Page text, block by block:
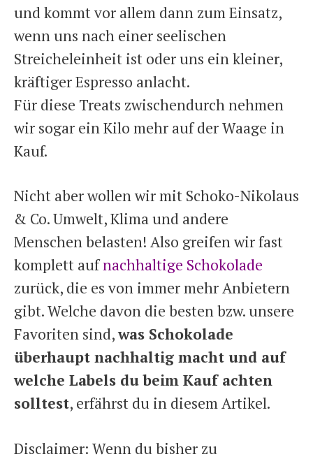
und kommt vor allem dann zum Einsatz,
wenn uns nach einer seelischen
Streicheleinheit ist oder uns ein kleiner,
kräftiger Espresso anlacht.
Für diese Treats zwischendurch nehmen
wir sogar ein Kilo mehr auf der Waage in
Kauf.
Nicht aber wollen wir mit Schoko-Nikolaus
& Co. Umwelt, Klima und andere
Menschen belasten! Also greifen wir fast
komplett aufnachhaltige Schokolade
zurück, die es von immer mehr Anbietern
gibt. Welche davon die besten bzw. unsere
Favoriten sind,was Schokolade
überhaupt nachhaltig macht und auf
welche Labels du beim Kauf achten
solltest, erfährst du in diesem Artikel.
Disclaimer: Wenn du bisher zu